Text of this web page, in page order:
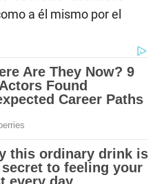
a él mismo por el